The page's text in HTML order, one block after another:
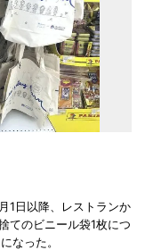
1日以降、レストランか
てのビニール袋1枚につ
なった。